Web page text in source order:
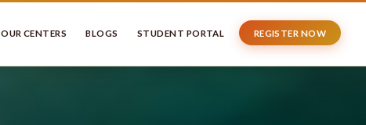
OUR CENTERS BLOGS STUDENT PORTAL REGISTER NOW